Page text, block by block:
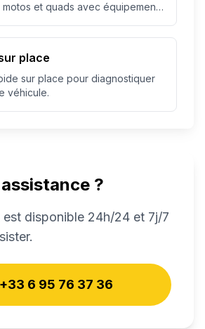
et quads avec équipement
place
sur place pour diagnostiquer
véhicule.
?
est disponible 24h/24 et 7j/7
+33 6 95 76 37 36